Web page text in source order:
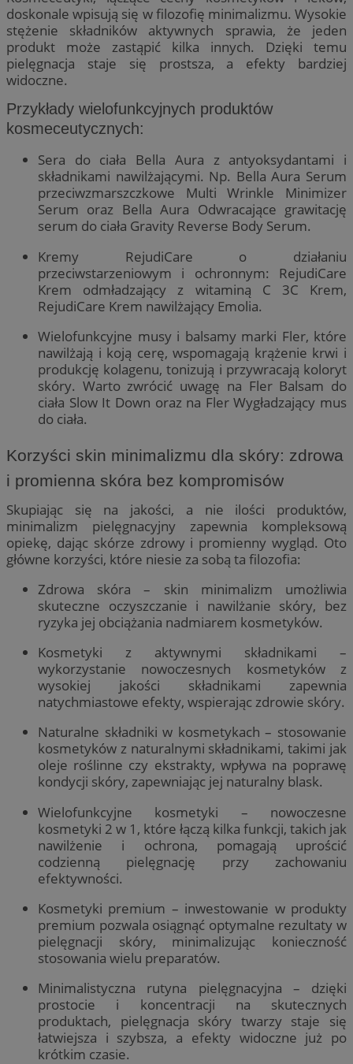
doskonale wpisują się w filozofię minimalizmu. Wysokie
stężenie składników aktywnych sprawia, że jeden
produkt może zastąpić kilka innych. Dzięki temu
pielęgnacja staje się prostsza, a efekty bardziej
widoczne.
Przykłady wielofunkcyjnych produktów
kosmeceutycznych:
Sera do ciała Bella Aura z antyoksydantami i
składnikami nawilżającymi. Np. Bella Aura Serum
przeciwzmarszczkowe Multi Wrinkle Minimizer
Serum oraz Bella Aura Odwracające grawitację
serum do ciała Gravity Reverse Body Serum.
Kremy RejudiCare o działaniu
przeciwstarzeniowym i ochronnym: RejudiCare
Krem odmładzający z witaminą C 3C Krem,
RejudiCare Krem ​​nawilżający Emolia.
Wielofunkcyjne musy i balsamy marki Fler, które
nawilżają i koją cerę, wspomagają krążenie krwi i
produkcję kolagenu, tonizują i przywracają koloryt
skóry. Warto zwrócić uwagę na Fler Balsam do
ciała Slow It Down oraz na Fler Wygładzający mus
do ciała.
Korzyści skin minimalizmu dla skóry: zdrowa
i promienna skóra bez kompromisów
Skupiając się na jakości, a nie ilości produktów,
minimalizm pielęgnacyjny zapewnia kompleksową
opiekę, dając skórze zdrowy i promienny wygląd. Oto
główne korzyści, które niesie za sobą ta filozofia:
Zdrowa skóra – skin minimalizm umożliwia
skuteczne oczyszczanie i nawilżanie skóry, bez
ryzyka jej obciążania nadmiarem kosmetyków.
Kosmetyki z aktywnymi składnikami –
wykorzystanie nowoczesnych kosmetyków z
wysokiej jakości składnikami zapewnia
natychmiastowe efekty, wspierając zdrowie skóry.
Naturalne składniki w kosmetykach – stosowanie
kosmetyków z naturalnymi składnikami, takimi jak
oleje roślinne czy ekstrakty, wpływa na poprawę
kondycji skóry, zapewniając jej naturalny blask.
Wielofunkcyjne kosmetyki – nowoczesne
kosmetyki 2 w 1, które łączą kilka funkcji, takich jak
nawilżenie i ochrona, pomagają uprościć
codzienną pielęgnację przy zachowaniu
efektywności.
Kosmetyki premium – inwestowanie w produkty
premium pozwala osiągnąć optymalne rezultaty w
pielęgnacji skóry, minimalizując konieczność
stosowania wielu preparatów.
Minimalistyczna rutyna pielęgnacyjna – dzięki
prostocie i koncentracji na skutecznych
produktach, pielęgnacja skóry twarzy staje się
łatwiejsza i szybsza, a efekty widoczne już po
krótkim czasie.